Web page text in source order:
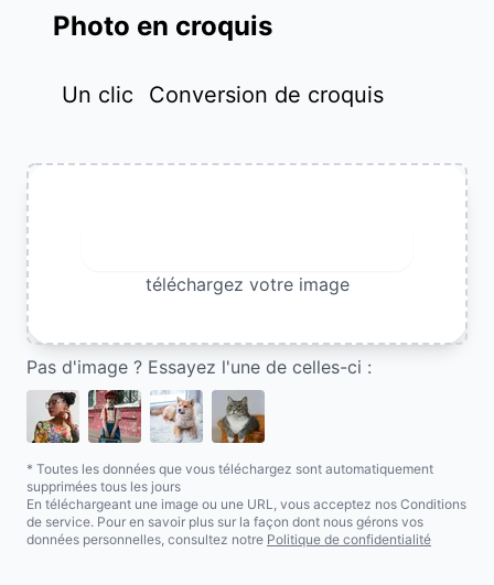
Photo en croquis
Un clic Conversion de croquis
téléchargez votre image
Pas d'image ? Essayez l'une de celles-ci :
* Toutes les données que vous téléchargez sont automatiquement
supprimées tous les jours
En téléchargeant une image ou une URL, vous acceptez nos Conditions
de service. Pour en savoir plus sur la façon dont nous gérons vos
données personnelles, consultez notre Politique de confidentialité